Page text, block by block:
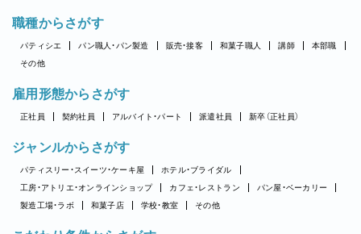
職種からさがす
パティシエ パン職人・パン製造 販売・接客 和菓子職人 講師
本部職
その他
雇用形態からさがす
正社員 契約社員 アルバイト・パート 派遣社員 新卒（正社員）
ジャンルからさがす
パティスリー・スイーツ・ケーキ屋
ホテル・ブライダル
工房・アトリエ・オンラインショップ
カフェ・レストラン
パン屋・ベーカリー
製造工場・ラボ
和菓子店 学校・教室 その他